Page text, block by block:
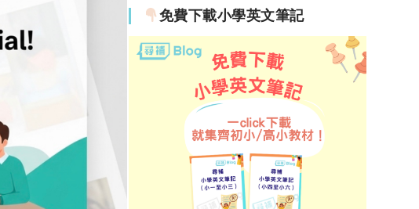
免費下載小學英文筆記